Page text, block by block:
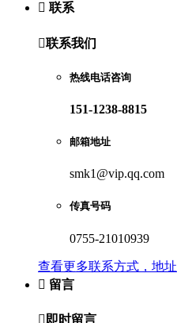
 联系
联系我们
热线电话咨询
151-1238-8815
邮箱地址
smk1@vip.qq.com
传真号码
0755-21010939
查看更多联系方式，地址
 留言
 即时留言